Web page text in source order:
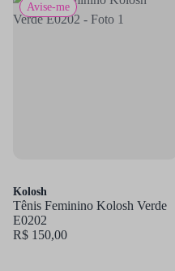
Avise-me
Kolosh
Tênis Feminino Kolosh Verde
E0202
R$ 150,00